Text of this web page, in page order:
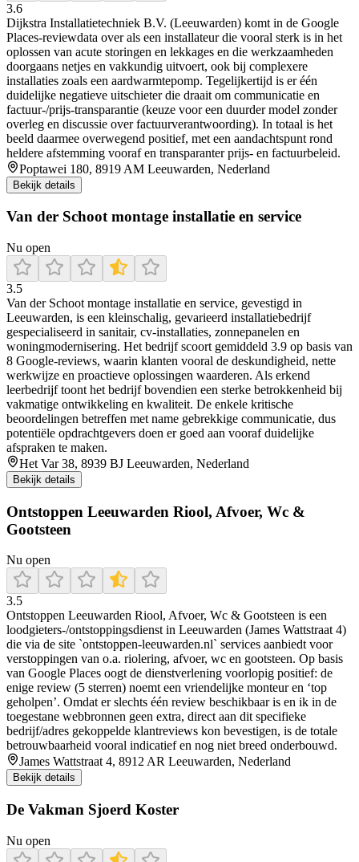
3.6
Dijkstra Installatietechniek B.V. (Leeuwarden) komt in de Google
Places-reviewdata over als een installateur die vooral sterk is in het
oplossen van acute storingen en lekkages en die werkzaamheden
doorgaans netjes en vakkundig uitvoert, ook bij complexere
installaties zoals een aardwarmtepomp. Tegelijkertijd is er één
duidelijke negatieve uitschieter die draait om communicatie en
factuur-/prijs-transparantie (keuze voor een duurder model zonder
overleg en discussie over factuurverantwoording). In totaal is het
beeld daarmee overwegend positief, met een aandachtspunt rond
heldere afstemming vooraf en transparanter prijs- en factuurbeleid.
Poptawei 180, 8919 AM Leeuwarden, Nederland
Bekijk details
Van der Schoot montage installatie en service
Nu open
3.5
Van der Schoot montage installatie en service, gevestigd in
Leeuwarden, is een kleinschalig, gevarieerd installatiebedrijf
gespecialiseerd in sanitair, cv-installaties, zonnepanelen en
woningmodernisering. Het bedrijf scoort gemiddeld 3.9 op basis van
8 Google-reviews, waarin klanten vooral de deskundigheid, nette
werkwijze en proactieve oplossingen waarderen. Als erkend
leerbedrijf toont het bedrijf bovendien een sterke betrokkenheid bij
vakmatige ontwikkeling en kwaliteit. De enkele kritische
beoordelingen betreffen met name gebrekkige communicatie, dus
potentiële opdrachtgevers doen er goed aan vooraf duidelijke
afspraken te maken.
Het Var 38, 8939 BJ Leeuwarden, Nederland
Bekijk details
Ontstoppen Leeuwarden Riool, Afvoer, Wc &
Gootsteen
Nu open
3.5
Ontstoppen Leeuwarden Riool, Afvoer, Wc & Gootsteen is een
loodgieters-/ontstoppingsdienst in Leeuwarden (James Wattstraat 4)
die via de site `ontstoppen-leeuwarden.nl` services aanbiedt voor
verstoppingen van o.a. riolering, afvoer, wc en gootsteen. Op basis
van Google Places oogt de dienstverlening voorlopig positief: de
enige review (5 sterren) noemt een vriendelijke monteur en ‘top
geholpen’. Omdat er slechts één review beschikbaar is en ik in de
toegestane webbronnen geen extra, direct aan dit specifieke
bedrijf/adres gekoppelde klantreviews kon bevestigen, is de totale
betrouwbaarheid vooral indicatief en nog niet breed onderbouwd.
James Wattstraat 4, 8912 AR Leeuwarden, Nederland
Bekijk details
De Vakman Sjoerd Koster
Nu open